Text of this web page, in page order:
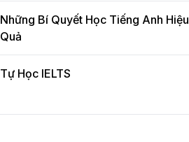
Những Bí Quyết Học Tiếng Anh Hiệu
Quả
Tự Học IELTS